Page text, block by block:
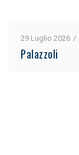
29 Luglio 2026
Palazzoli